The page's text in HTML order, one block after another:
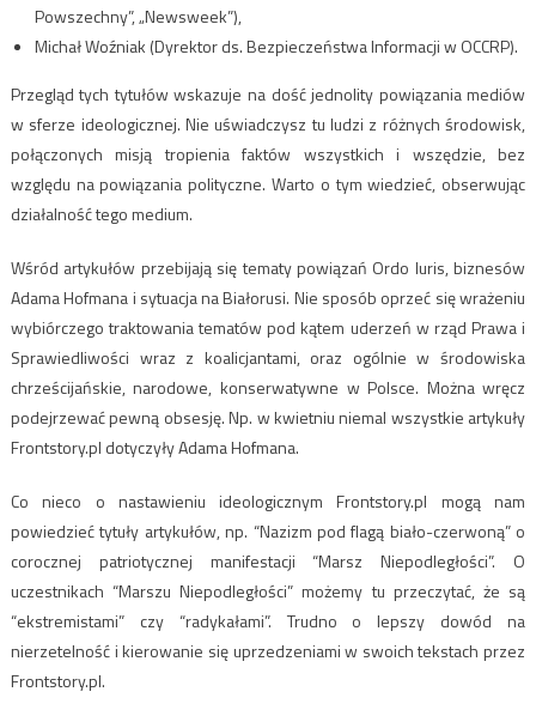
Powszechny”, „Newsweek”),
Michał Woźniak (Dyrektor ds. Bezpieczeństwa Informacji w OCCRP).
Przegląd tych tytułów wskazuje na dość jednolity powiązania mediów
w sferze ideologicznej. Nie uświadczysz tu ludzi z różnych środowisk,
połączonych misją tropienia faktów wszystkich i wszędzie, bez
względu na powiązania polityczne. Warto o tym wiedzieć, obserwując
działalność tego medium.
Wśród artykułów przebijają się tematy powiązań Ordo Iuris, biznesów
Adama Hofmana i sytuacja na Białorusi. Nie sposób oprzeć się wrażeniu
wybiórczego traktowania tematów pod kątem uderzeń w rząd Prawa i
Sprawiedliwości wraz z koalicjantami, oraz ogólnie w środowiska
chrześcijańskie, narodowe, konserwatywne w Polsce. Można wręcz
podejrzewać pewną obsesję. Np. w kwietniu niemal wszystkie artykuły
Frontstory.pl dotyczyły Adama Hofmana.
Co nieco o nastawieniu ideologicznym Frontstory.pl mogą nam
powiedzieć tytuły artykułów, np. “Nazizm pod flagą biało-czerwoną” o
corocznej patriotycznej manifestacji “Marsz Niepodległości”. O
uczestnikach “Marszu Niepodległości” możemy tu przeczytać, że są
“ekstremistami” czy “radykałami”. Trudno o lepszy dowód na
nierzetelność i kierowanie się uprzedzeniami w swoich tekstach przez
Frontstory.pl.